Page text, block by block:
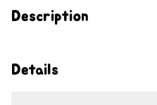
Description
Details